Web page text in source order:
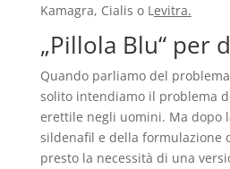
Kamagra, Cialis o Levitra.
„Pillola Blu“ per
Quando parliamo del
solito intendiamo il problema
erettile negli uomini. Ma dopo
sildenafil e della formulazione
presto la necessità di una